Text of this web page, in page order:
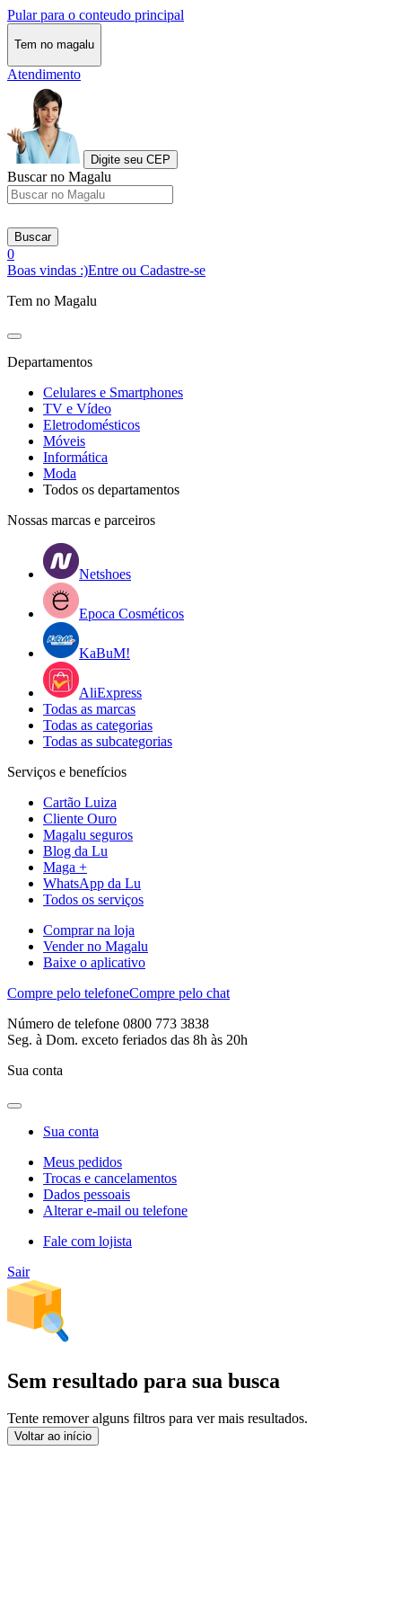
Pular para o conteudo principal
Tem no magalu
Atendimento
Digite seu CEP
Buscar no Magalu
Buscar
0
Boas vindas :)Entre ou Cadastre-se
Tem no Magalu
Departamentos
Celulares e Smartphones
TV e Vídeo
Eletrodomésticos
Móveis
Informática
Moda
Todos os departamentos
Nossas marcas e parceiros
Netshoes
Epoca Cosméticos
KaBuM!
AliExpress
Todas as marcas
Todas as categorias
Todas as subcategorias
Serviços e benefícios
Cartão Luiza
Cliente Ouro
Magalu seguros
Blog da Lu
Maga +
WhatsApp da Lu
Todos os serviços
Comprar na loja
Vender no Magalu
Baixe o aplicativo
Compre pelo telefoneCompre pelo chat
Número de telefone 0800 773 3838
Seg. à Dom. exceto feriados das 8h às 20h
Sua conta
Sua conta
Meus pedidos
Trocas e cancelamentos
Dados pessoais
Alterar e-mail ou telefone
Fale com lojista
Sair
Sem resultado para sua busca
Tente remover alguns filtros para ver mais resultados.
Voltar ao início